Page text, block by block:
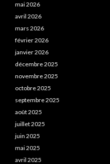
mai 2026
avril 2026
mars 2026
février 2026
janvier 2026
décembre 2025
novembre 2025
octobre 2025
septembre 2025
août 2025
juillet 2025
juin 2025
mai 2025
avril 2025